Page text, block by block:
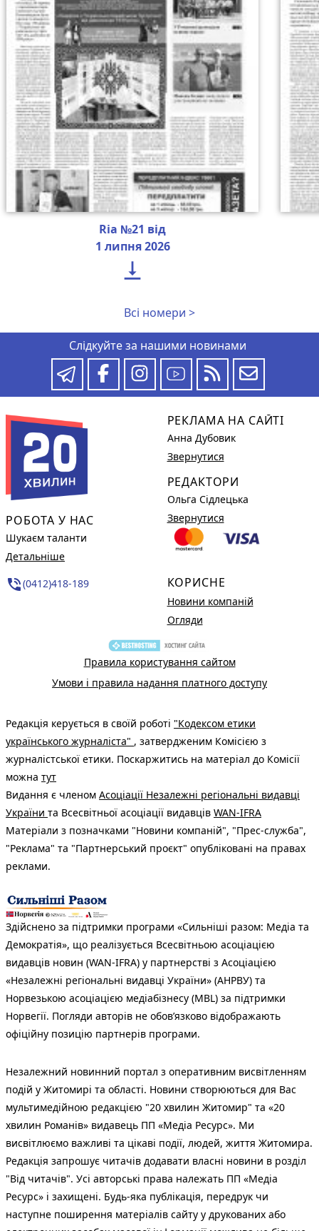
Ria №21 від
1 липня 2026

Всі номери >
Слідкуйте за нашими новинами
РОБОТА У НАС
Шукаєм таланти
Детальніше
phone_in_talk(0412)418-189
РЕКЛАМА НА САЙТІ
Анна Дубовик
Звернутися
РЕДАКТОРИ
Ольга Сідлецька
Звернутися
КОРИСНЕ
Новини компаній
Огляди
Правила користування сайтом
Умови і правила надання платного доступу
Редакція керується в своїй роботі "Кодексом етики
українського журналіста" , затвердженим Комісією з
журналістської етики. Поскаржитись на матеріал до Комісії
можна тут
Видання є членом Асоціації Незалежні регіональні видавці
України та Всесвітньої асоціації видавців WAN-IFRA
Матеріали з позначками "Новини компаній", "Прес-служба",
"Реклама" та "Партнерський проєкт" опубліковані на правах
реклами.
Здійснено за підтримки програми «Сильніші разом: Медіа та
Демократія», що реалізується Всесвітньою асоціацією
видавців новин (WAN-IFRA) у партнерстві з Асоціацією
«Незалежні регіональні видавці України» (АНРВУ) та
Норвезькою асоціацією медіабізнесу (MBL) за підтримки
Норвегії. Погляди авторів не обов’язково відображають
офіційну позицію партнерів програми.
Незалежний новинний портал з оперативним висвітленням
подій у Житомирі та області. Новини створюються для Вас
мультимедійною редакцією "20 хвилин Житомир" та «20
хвилин Романів» видавець ПП «Медіа Ресурс». Ми
висвітлюємо важливі та цікаві події, людей, життя Житомира.
Редакція запрошує читачів додавати власні новини в розділ
"Від читачів". Усі авторські права належать ПП «Медіа
Ресурс» і захищені. Будь-яка публiкацiя, передрук чи
наступне поширення матеріалів сайту у друкованих або